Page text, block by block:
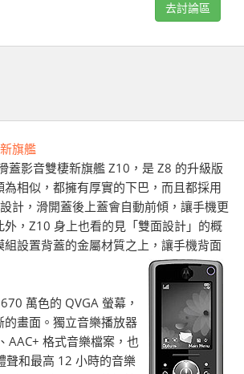
去討論區
旗艦
蓋影音雙棲新旗艦 Z10，是 Z8 的升級版
相似，都擁有厚實的下巴，而且都採用
計，滑開蓋後上蓋會自動前傾，讓手機更
，Z10 身上也看的見「雙面設計」的概
組設置背蓋的金屬材質之上，讓手機背面
萬色的 QVGA 螢幕，
的畫面。獨立音樂播放器
AAC+ 格式音樂檔案，也
聲和最高 12 小時的音樂